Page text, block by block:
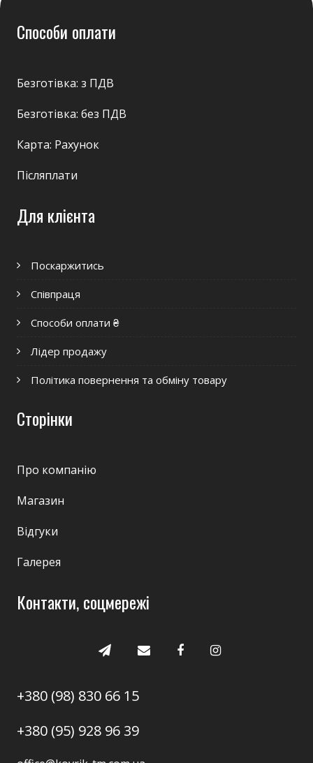
Способи оплати
Безготівка: з ПДВ
Безготівка: без ПДВ
Карта: Рахунок
Післяплати
Для клієнта
Поскаржитись
Співпраця
Способи оплати ₴
Лідер продажу
Політика повернення та обміну товару
Сторінки
Про компанію
Магазин
Відгуки
Галерея
Контакти, соцмережі
+380 (98) 830 66 15
+380 (95) 928 96 39